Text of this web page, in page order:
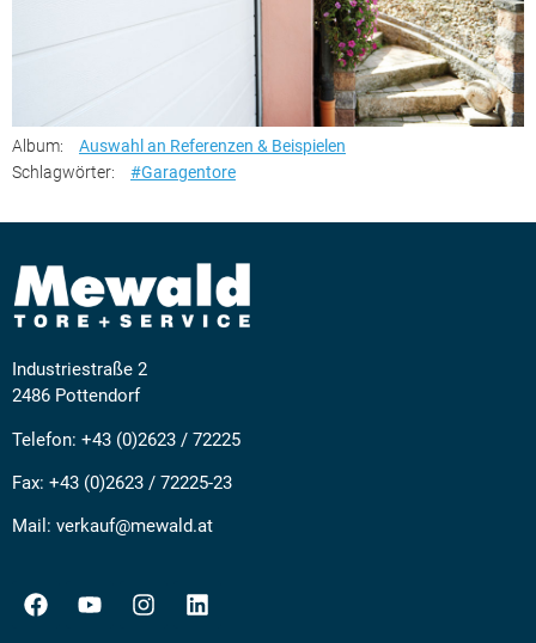
Album:
Auswahl an Referenzen & Beispielen
Schlagwörter:
#Garagentore
Industriestraße 2
2486 Pottendorf
Telefon: +43 (0)2623 / 72225
Fax: +43 (0)2623 / 72225-23
Mail: verkauf@mewald.at